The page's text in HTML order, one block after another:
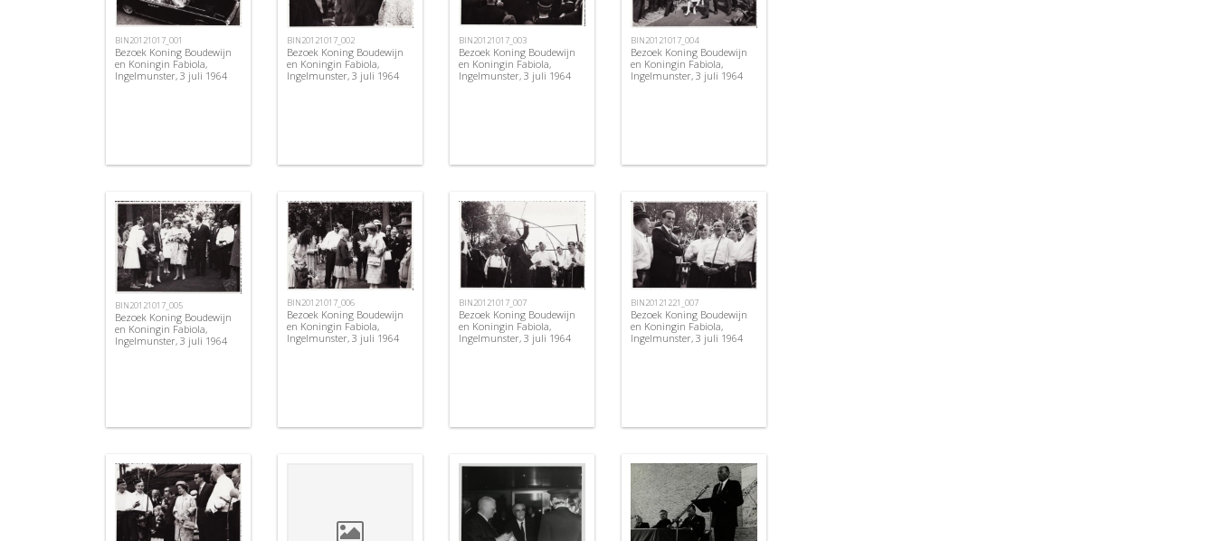
BIN20121017_001
Bezoek Koning Boudewijn
en Koningin Fabiola,
Ingelmunster, 3 juli 1964
BIN20121017_002
Bezoek Koning Boudewijn
en Koningin Fabiola,
Ingelmunster, 3 juli 1964
BIN20121017_003
Bezoek Koning Boudewijn
en Koningin Fabiola,
Ingelmunster, 3 juli 1964
BIN20121017_004
Bezoek Koning Boudewijn
en Koningin Fabiola,
Ingelmunster, 3 juli 1964
BIN20121017_005
Bezoek Koning Boudewijn
en Koningin Fabiola,
Ingelmunster, 3 juli 1964
BIN20121017_006
Bezoek Koning Boudewijn
en Koningin Fabiola,
Ingelmunster, 3 juli 1964
BIN20121017_007
Bezoek Koning Boudewijn
en Koningin Fabiola,
Ingelmunster, 3 juli 1964
BIN20121221_007
Bezoek Koning Boudewijn
en Koningin Fabiola,
Ingelmunster, 3 juli 1964